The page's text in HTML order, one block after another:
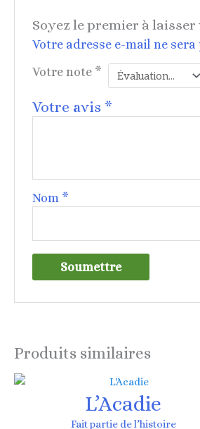
Soyez le premier à
Votre adresse e-mail ne sera
Votre note *
Votre avis *
Nom *
Produits similaires
L’Acadie
Fait partie de l’histoire